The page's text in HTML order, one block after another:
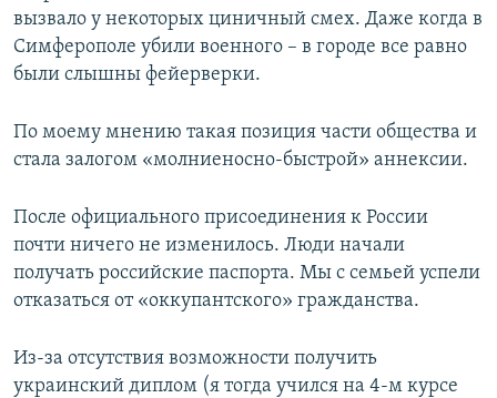
вызвало у некоторых циничный смех. Даже когда в
Симферополе убили военного – в городе все равно
были слышны фейерверки.
По моему мнению такая позиция части общества и
стала залогом «молниеносно-быстрой» аннексии.
После официального присоединения к России
почти ничего не изменилось. Люди начали
получать российские паспорта. Мы с семьей успели
отказаться от «оккупантского» гражданства.
Из-за отсутствия возможности получить
украинский диплом (я тогда учился на 4-м курсе